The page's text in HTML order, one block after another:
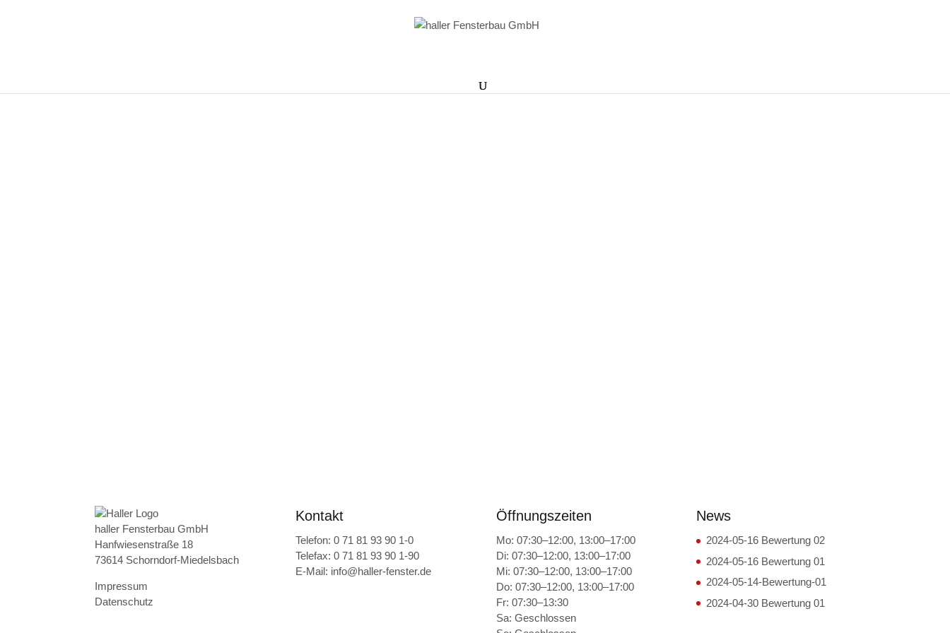
haller Fensterbau GmbH
Hanfwiesenstraße 18
73614 Schorndorf-Miedelsbach
Impressum
Datenschutz
Kontakt
Telefon: 0 71 81 93 90 1-0
Telefax: 0 71 81 93 90 1-90
E-Mail: info@haller-fenster.de
Öffnungszeiten
Mo: 07:30–12:00, 13:00–17:00
Di: 07:30–12:00, 13:00–17:00
Mi: 07:30–12:00, 13:00–17:00
Do: 07:30–12:00, 13:00–17:00
Fr: 07:30–13:30
Sa: Geschlossen
News
2024-05-16 Bewertung 02
2024-05-16 Bewertung 01
2024-05-14-Bewertung-01
2024-04-30 Bewertung 01